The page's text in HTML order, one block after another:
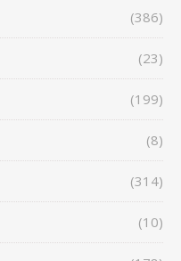
(386)
(23)
(199)
(8)
(314)
(10)